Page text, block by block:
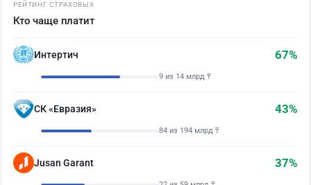
РЕЙТИНГ СТРАХОВЫХ
Кто чаще платит
Интертич 67%
9 из 14 млрд ₸
СК «Евразия» 43%
84 из 194 млрд ₸
Jusan Garant 37%